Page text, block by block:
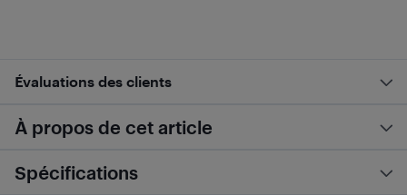
Évaluations des clients
À propos de cet article
Spécifications